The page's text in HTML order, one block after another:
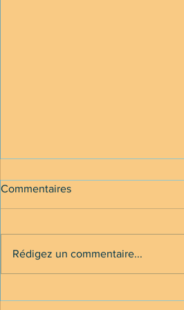
Commentaires
Rédigez un commentaire...